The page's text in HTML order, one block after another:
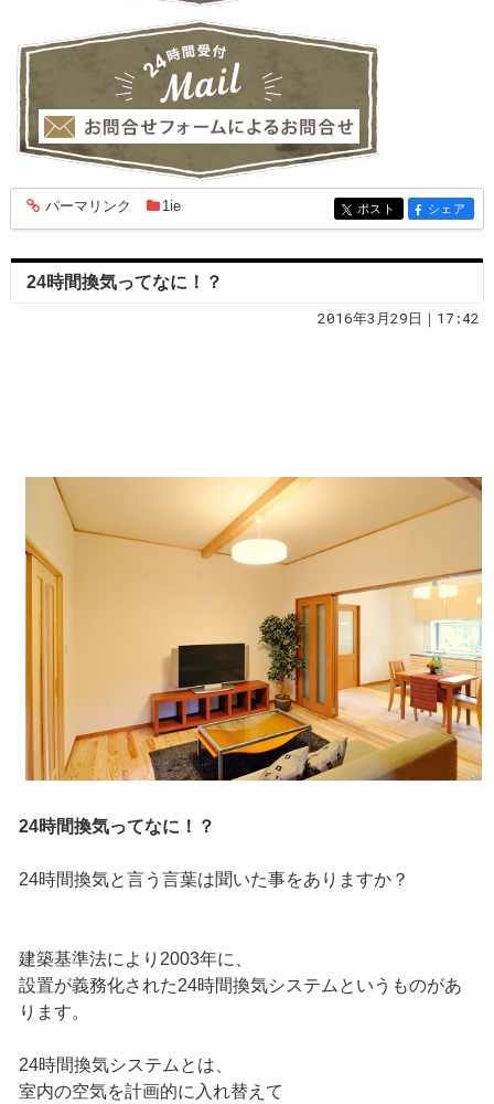
entry1863
パーマリンク 1ie entry1863
ポスト entry1863
シェア
24時間換気ってなに！？
2016年3月29日｜17:42
24時間換気ってなに！？
24時間換気と言う言葉は聞いた事をありますか？
建築基準法により2003年に、
設置が義務化された24時間換気システムというものがあ
ります。
24時間換気システムとは、
室内の空気を計画的に入れ替えて